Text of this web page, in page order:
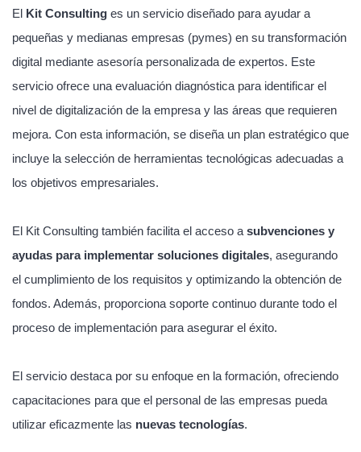
El Kit Consulting es un servicio diseñado para ayudar a
pequeñas y medianas empresas (pymes) en su transformación
digital mediante asesoría personalizada de expertos. Este
servicio ofrece una evaluación diagnóstica para identificar el
nivel de digitalización de la empresa y las áreas que requieren
mejora. Con esta información, se diseña un plan estratégico que
incluye la selección de herramientas tecnológicas adecuadas a
los objetivos empresariales.
El Kit Consulting también facilita el acceso a subvenciones y
ayudas para implementar soluciones digitales, asegurando
el cumplimiento de los requisitos y optimizando la obtención de
fondos. Además, proporciona soporte continuo durante todo el
proceso de implementación para asegurar el éxito.
El servicio destaca por su enfoque en la formación, ofreciendo
capacitaciones para que el personal de las empresas pueda
utilizar eficazmente las nuevas tecnologías.